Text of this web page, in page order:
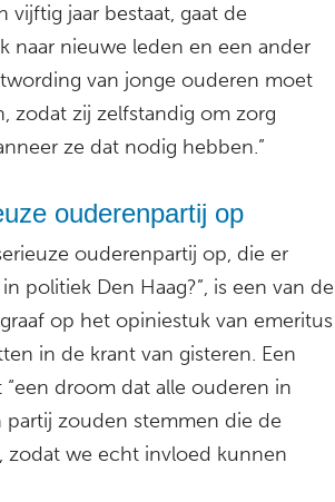
vijftig jaar bestaat, gaat de
naar nieuwe leden en een ander
van jonge ouderen moet
zodat zij zelfstandig om zorg
ze dat nodig hebben.”
ouderenpartij op
ouderenpartij op, die er
politiek Den Haag?”, is een van de
op het opiniestuk van emeritus
in de krant van gisteren. Een
droom dat alle ouderen in
partij zouden stemmen die de
zodat we echt invloed kunnen